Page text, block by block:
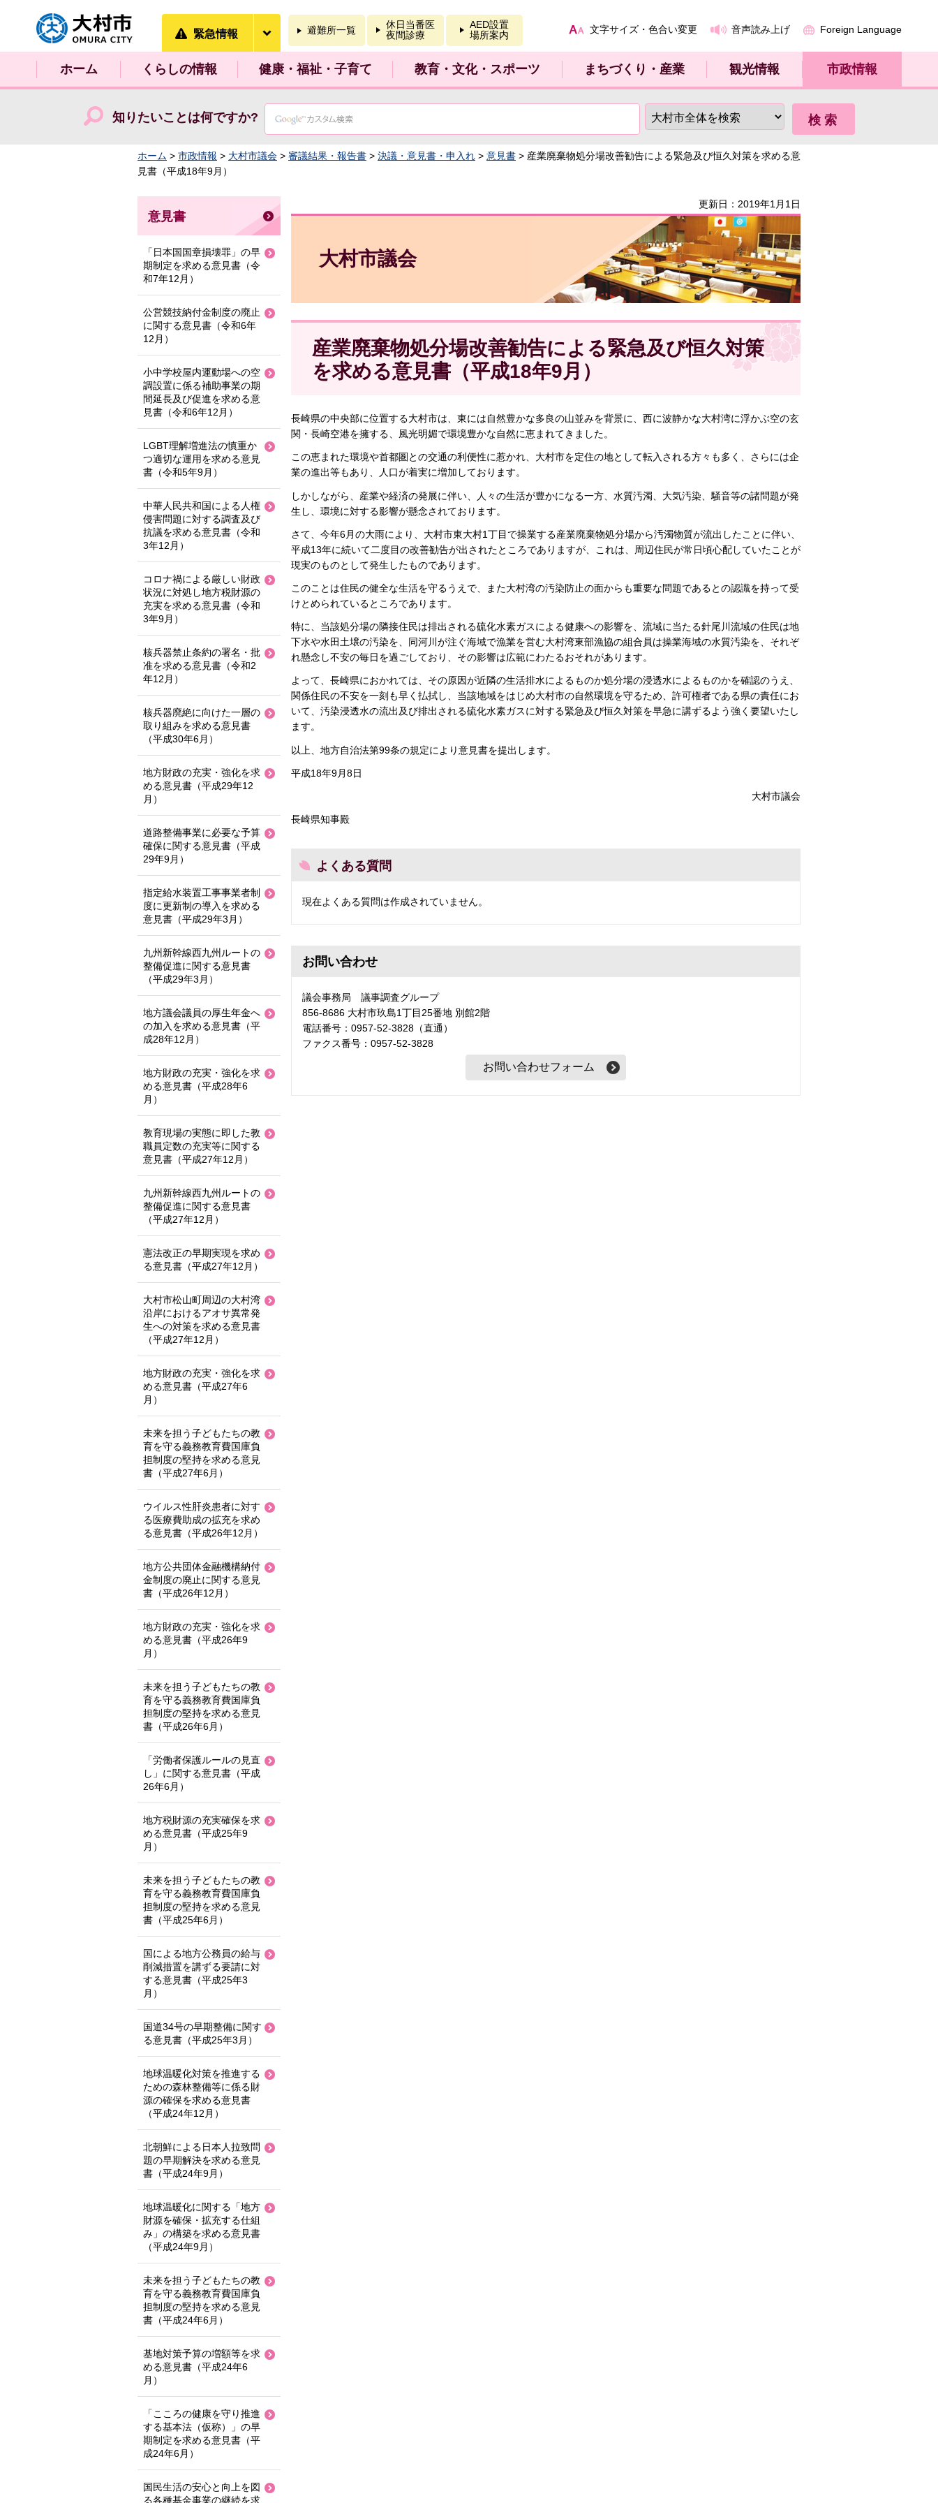
大村市
緊急情報 避難所一覧
休日当番医
夜間診療
AED設置
場所案内
文字サイズ・色合い変更 音声読み上げ Foreign Language
ホーム くらしの情報 健康・福祉・子育て 教育・文化・スポーツ まちづくり・産業 観光情報 市政情報
知りたいことは何ですか?
ホーム > 市政情報 > 大村市議会 > 審議結果・報告書 > 決議・意見書・申入れ > 意見書 > 産業廃棄物処分場改善勧告による緊急及び恒久対策を求める意
見書（平成18年9月）
更新日：2019年1月1日
大村市議会
産業廃棄物処分場改善勧告による緊急及び恒久対策
を求める意見書（平成18年9月）
長崎県の中央部に位置する大村市は、東には自然豊かな多良の山並みを背景に、西に波静かな大村湾に浮かぶ空の玄
関・長崎空港を擁する、風光明媚で環境豊かな自然に恵まれてきました。
この恵まれた環境や首都圏との交通の利便性に惹かれ、大村市を定住の地として転入される方々も多く、さらには企
業の進出等もあり、人口が着実に増加しております。
しかしながら、産業や経済の発展に伴い、人々の生活が豊かになる一方、水質汚濁、大気汚染、騒音等の諸問題が発
生し、環境に対する影響が懸念されております。
さて、今年6月の大雨により、大村市東大村1丁目で操業する産業廃棄物処分場から汚濁物質が流出したことに伴い、
平成13年に続いて二度目の改善勧告が出されたところでありますが、これは、周辺住民が常日頃心配していたことが
現実のものとして発生したものであります。
このことは住民の健全な生活を守るうえで、また大村湾の汚染防止の面からも重要な問題であるとの認識を持って受
けとめられているところであります。
特に、当該処分場の隣接住民は排出される硫化水素ガスによる健康への影響を、流域に当たる針尾川流域の住民は地
下水や水田土壌の汚染を、同河川が注ぐ海域で漁業を営む大村湾東部漁協の組合員は操業海域の水質汚染を、それぞ
れ懸念し不安の毎日を過ごしており、その影響は広範にわたるおそれがあります。
よって、長崎県におかれては、その原因が近隣の生活排水によるものか処分場の浸透水によるものかを確認のうえ、
関係住民の不安を一刻も早く払拭し、当該地域をはじめ大村市の自然環境を守るため、許可権者である県の責任にお
いて、汚染浸透水の流出及び排出される硫化水素ガスに対する緊急及び恒久対策を早急に講ずるよう強く要望いたし
ます。
以上、地方自治法第99条の規定により意見書を提出します。
平成18年9月8日
大村市議会
長崎県知事殿
よくある質問
現在よくある質問は作成されていません。
お問い合わせ
議会事務局 議事調査グループ
856-8686 大村市玖島1丁目25番地 別館2階
電話番号：0957-52-3828（直通）
ファクス番号：0957-52-3828
意見書
「日本国国章損壊罪」の早
期制定を求める意見書（令
和7年12月）
公営競技納付金制度の廃止
に関する意見書（令和6年
12月）
小中学校屋内運動場への空
調設置に係る補助事業の期
間延長及び促進を求める意
見書（令和6年12月）
LGBT理解増進法の慎重か
つ適切な運用を求める意見
書（令和5年9月）
中華人民共和国による人権
侵害問題に対する調査及び
抗議を求める意見書（令和
3年12月）
コロナ禍による厳しい財政
状況に対処し地方税財源の
充実を求める意見書（令和
3年9月）
核兵器禁止条約の署名・批
准を求める意見書（令和2
年12月）
核兵器廃絶に向けた一層の
取り組みを求める意見書
（平成30年6月）
地方財政の充実・強化を求
める意見書（平成29年12
月）
道路整備事業に必要な予算
確保に関する意見書（平成
29年9月）
指定給水装置工事事業者制
度に更新制の導入を求める
意見書（平成29年3月）
九州新幹線西九州ルートの
整備促進に関する意見書
（平成29年3月）
地方議会議員の厚生年金へ
の加入を求める意見書（平
成28年12月）
地方財政の充実・強化を求
める意見書（平成28年6
月）
教育現場の実態に即した教
職員定数の充実等に関する
意見書（平成27年12月）
九州新幹線西九州ルートの
整備促進に関する意見書
（平成27年12月）
憲法改正の早期実現を求め
る意見書（平成27年12月）
大村市松山町周辺の大村湾
沿岸におけるアオサ異常発
生への対策を求める意見書
（平成27年12月）
地方財政の充実・強化を求
める意見書（平成27年6
月）
未来を担う子どもたちの教
育を守る義務教育費国庫負
担制度の堅持を求める意見
書（平成27年6月）
ウイルス性肝炎患者に対す
る医療費助成の拡充を求め
る意見書（平成26年12月）
地方公共団体金融機構納付
金制度の廃止に関する意見
書（平成26年12月）
地方財政の充実・強化を求
める意見書（平成26年9
月）
未来を担う子どもたちの教
育を守る義務教育費国庫負
担制度の堅持を求める意見
書（平成26年6月）
「労働者保護ルールの見直
し」に関する意見書（平成
26年6月）
地方税財源の充実確保を求
める意見書（平成25年9
月）
未来を担う子どもたちの教
育を守る義務教育費国庫負
担制度の堅持を求める意見
書（平成25年6月）
国による地方公務員の給与
削減措置を講ずる要請に対
する意見書（平成25年3
月）
国道34号の早期整備に関す
る意見書（平成25年3月）
地球温暖化対策を推進する
ための森林整備等に係る財
源の確保を求める意見書
（平成24年12月）
北朝鮮による日本人拉致問
題の早期解決を求める意見
書（平成24年9月）
地球温暖化に関する「地方
財源を確保・拡充する仕組
み」の構築を求める意見書
（平成24年9月）
未来を担う子どもたちの教
育を守る義務教育費国庫負
担制度の堅持を求める意見
書（平成24年6月）
基地対策予算の増額等を求
める意見書（平成24年6
月）
「こころの健康を守り推進
する基本法（仮称）」の早
期制定を求める意見書（平
成24年6月）
国民生活の安心と向上を図
る各種基金事業の継続を求